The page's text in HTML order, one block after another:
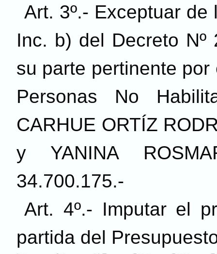
Art. 3º.- Exceptuar
Inc. b) del Decreto Nº
su parte pertinente por
Personas No
CARHUE ORTÍZ
y YANINA
34.700.175.-
Art. 4º.- Imputar el
partida del